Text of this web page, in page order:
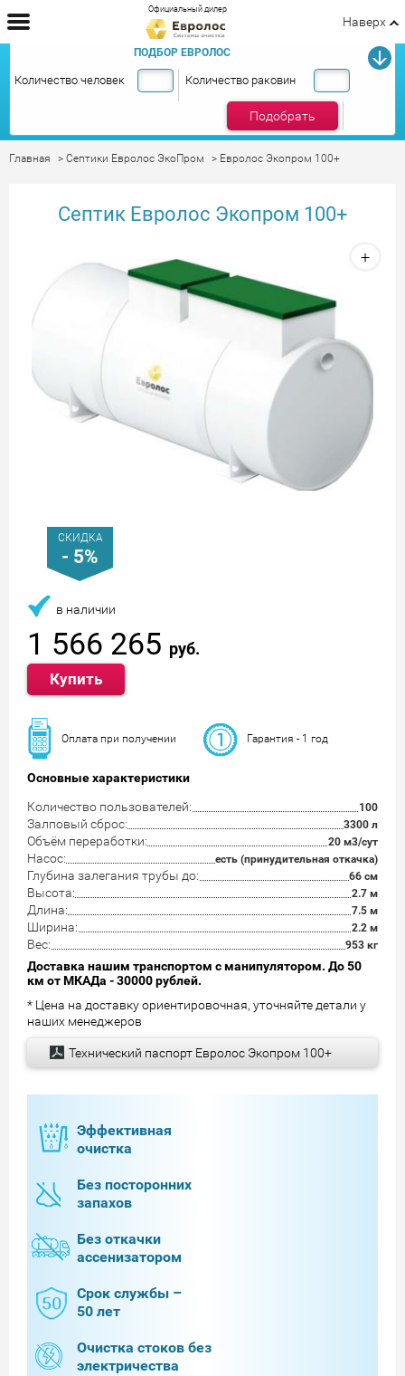
Официальный дилер
Наверх
ПОДБОР ЕВРОЛОС
Количество человек Количество раковин
Подобрать
Главная Септики Евролос ЭкоПром Евролос Экопром 100+
Септик Евролос Экопром 100+
СКИДКА
- 5%
в наличии
1 566 265 руб.
Купить
Оплата при получении Гарантия - 1 год
Основные характеристики
Количество пользователей:
100
Залповый сброс: 3300 л
Объём переработки: 20 м3/сут
Насос: есть (принудительная откачка)
Глубина залегания трубы до: 66 см
Высота: 2.7 м
Длина: 7.5 м
Ширина: 2.2 м
Вес: 953 кг
Доставка нашим транспортом с манипулятором. До 50
км от МКАДа - 30000 рублей.
* Цена на доставку ориентировочная, уточняйте детали у
наших менеджеров
Технический паспорт Евролос Экопром 100+
Эффективная
очистка
Без посторонних
запахов
Без откачки
ассенизатором
Срок службы –
50 лет
Очистка стоков без
электричества